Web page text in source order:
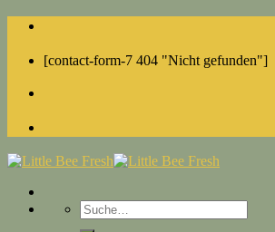
Skip
content[contact-form-7 404 "Nicht gefunden"]
Suche
nach: